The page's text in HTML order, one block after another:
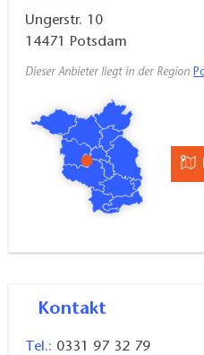
Ungerstr. 10
14471
Potsdam
Dieser Anbieter liegt in der Region
Kontakt
Tel.: 0331 97 32 79